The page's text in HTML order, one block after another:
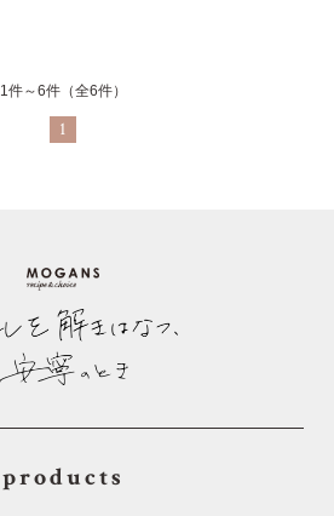
1件～6件（全6件）
1
products